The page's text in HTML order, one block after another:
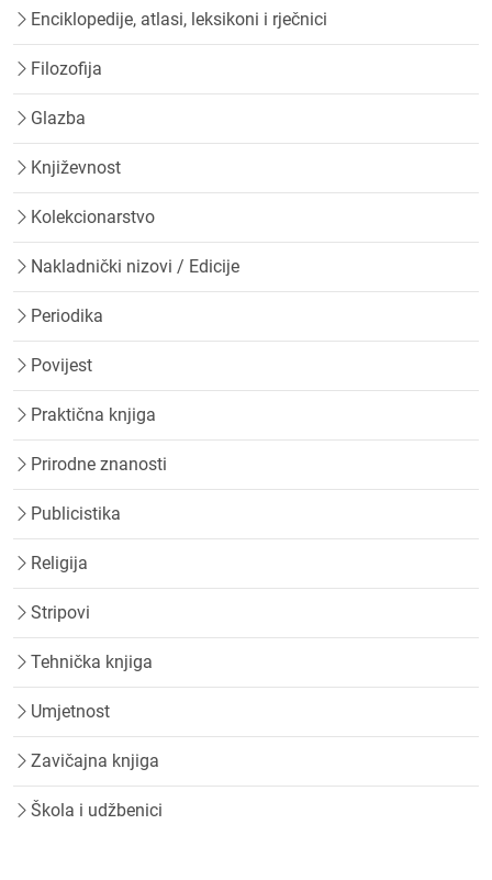
Enciklopedije, atlasi, leksikoni i rječnici
Filozofija
Glazba
Književnost
Kolekcionarstvo
Nakladnički nizovi / Edicije
Periodika
Povijest
Praktična knjiga
Prirodne znanosti
Publicistika
Religija
Stripovi
Tehnička knjiga
Umjetnost
Zavičajna knjiga
Škola i udžbenici